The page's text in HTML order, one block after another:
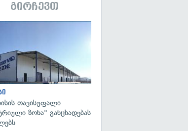
გირჩევთ
თავისუფალი
ზონა" განცხადებას